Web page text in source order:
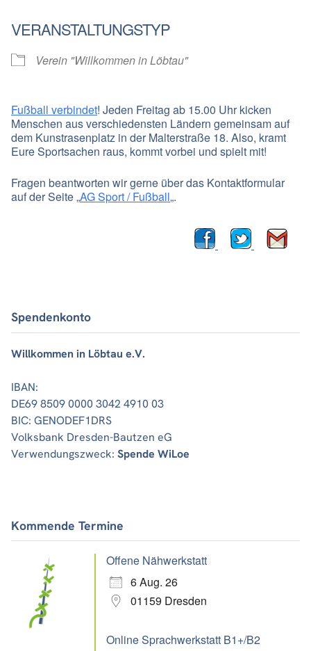
VERANSTALTUNGSTYP
Verein "Willkommen in Löbtau"
Fußball verbindet! Jeden Freitag ab 15.00 Uhr kicken
Menschen aus verschiedensten Ländern gemeinsam auf
dem Kunstrasenplatz in der Malterstraße 18. Also, kramt
Eure Sportsachen raus, kommt vorbei und spielt mit!
Fragen beantworten wir gerne über das Kontaktformular
auf der Seite „AG Sport / Fußball„.
Spendenkonto
Willkommen in Löbtau e.V.
IBAN:
DE69 8509 0000 3042 4910 03
BIC: GENODEF1DRS
Volksbank Dresden-Bautzen eG
Verwendungszweck: Spende WiLoe
Kommende Termine
Offene Nähwerkstatt
6 Aug. 26
01159 Dresden
Online Sprachwerkstatt B1+/B2